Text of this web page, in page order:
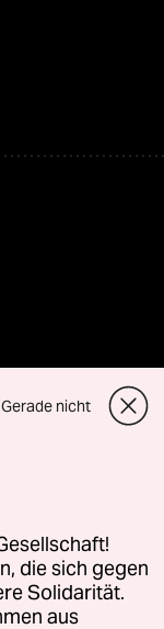
für Genehmigungen
Gerade nicht
die sich gegen
Solidarität.
aus